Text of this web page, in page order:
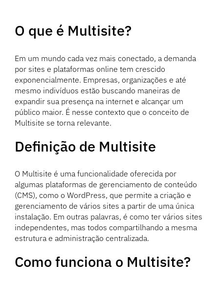
O que é Multisite?
Em um mundo cada vez mais conectado, a demanda
por sites e plataformas online tem crescido
exponencialmente. Empresas, organizações e até
mesmo indivíduos estão buscando maneiras de
expandir sua presença na internet e alcançar um
público maior. É nesse contexto que o conceito de
Multisite se torna relevante.
Definição de Multisite
O Multisite é uma funcionalidade oferecida por
algumas plataformas de gerenciamento de conteúdo
(CMS), como o WordPress, que permite a criação e
gerenciamento de vários sites a partir de uma única
instalação. Em outras palavras, é como ter vários sites
independentes, mas todos compartilhando a mesma
estrutura e administração centralizada.
Como funciona o Multisite?